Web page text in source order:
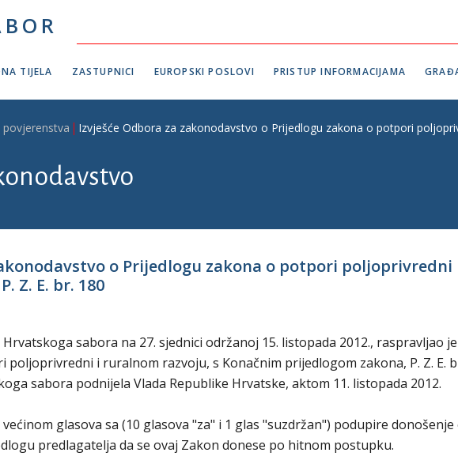
TIJELA ZASTUPNICI EUROPSKI POSLOVI PRISTUP INFORMACIJAMA
povjerenstva Izvješće Odbora za zakonodavstvo o Prijedlogu zakona o potpori
o Prijedlogu zakona o potpori
Z. E. br. 180
sabora na 27. sjednici održanoj 15. listopada 2012., raspravljao
i ruralnom razvoju, s Konačnim prijedlogom zakona, P. Z. E.
sabora podnijela Vlada Republike Hrvatske, aktom 11. listopada 2012.
glasova sa (10 glasova "za" i 1 glas "suzdržan") podupire donošenje
predlagatelja da se ovaj Zakon donese po hitnom postupku.